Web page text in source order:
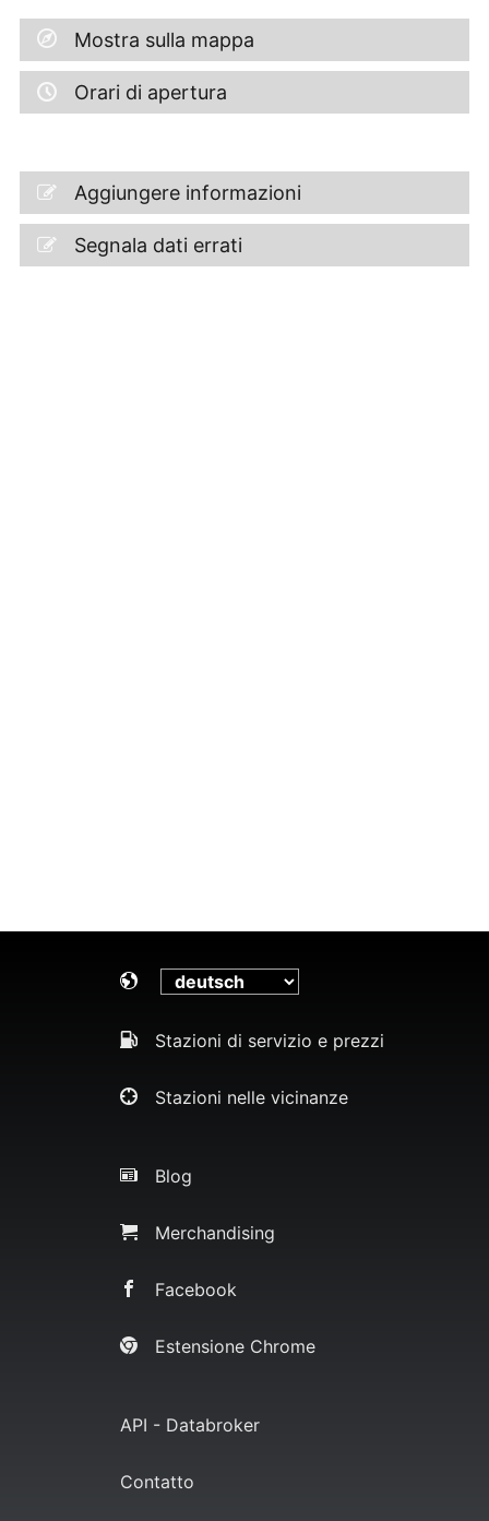
Mostra sulla mappa
Orari di apertura
Aggiungere informazioni
Segnala dati errati
Stazioni di servizio e prezzi
Stazioni nelle vicinanze
Blog
Merchandising
Facebook
Estensione Chrome
API - Databroker
Contatto